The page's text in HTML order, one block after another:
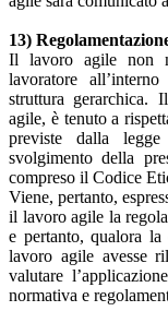
13)
Il lavoro agile non
lavoratore
struttura gerarchica.
agile, è tenuto a
previste dalla
svolgimento della
compreso il Codice
Viene, pertanto,
il lavoro agile la
e pertanto, qualora
lavoro agile avesse
valutare
normativa e